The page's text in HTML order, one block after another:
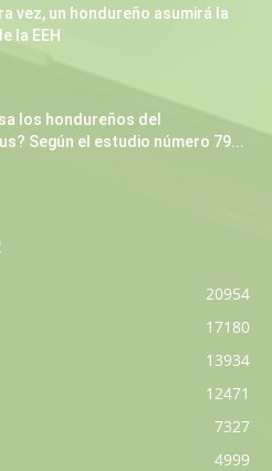
vez, un hondureño asumirá la
la EEH
los hondureños del
Según el estudio número 79...
20954
17180
13934
12471
7327
4999